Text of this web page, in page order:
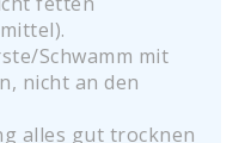
Schwamm mit
nicht an den
alles gut trocknen